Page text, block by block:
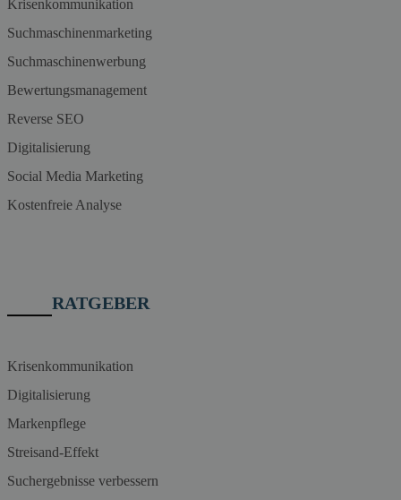
Krisenkommunikation
Suchmaschinenmarketing
Suchmaschinenwerbung
Bewertungsmanagement
Reverse SEO
Digitalisierung
Social Media Marketing
Kostenfreie Analyse
RATGEBER
Krisenkommunikation
Digitalisierung
Markenpflege
Streisand-Effekt
Suchergebnisse verbessern